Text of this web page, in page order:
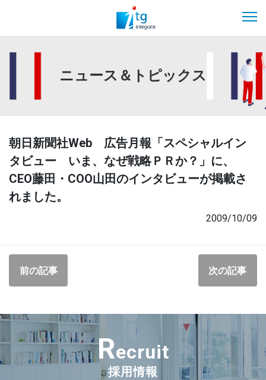
ニュース＆トピックス
朝日新聞社Web 広告月報「スペシャルイン
タビュー いま、なぜ戦略ＰＲか？」に、
CEO藤田・COO山田のインタビューが掲載さ
れました。
2009/10/09
前の記事 次の記事
Recruit
採用情報